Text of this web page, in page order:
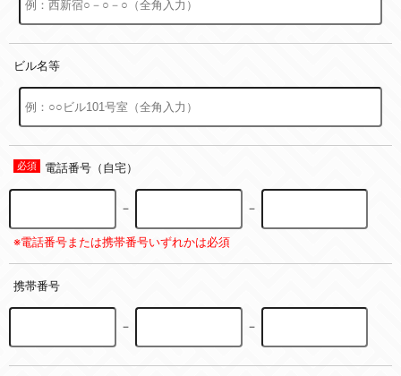
ビル名等
電話番号（自宅）
－ －
※電話番号または携帯番号いずれかは必須
携帯番号
－ －